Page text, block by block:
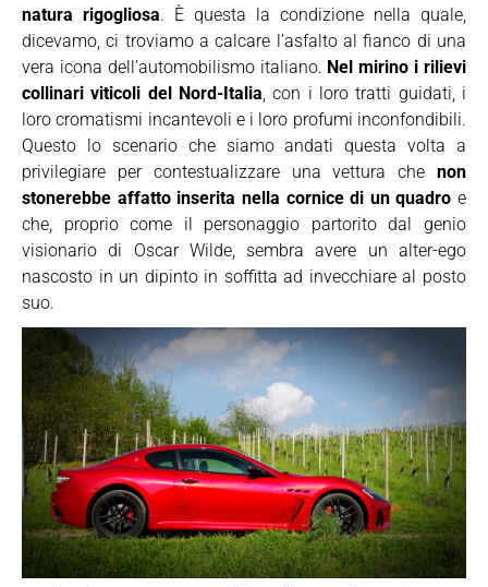
natura rigogliosa. È questa la condizione nella quale,
dicevamo, ci troviamo a calcare l’asfalto al fianco di una
vera icona dell’automobilismo italiano. Nel mirino i rilievi
collinari viticoli del Nord-Italia, con i loro tratti guidati, i
loro cromatismi incantevoli e i loro profumi inconfondibili.
Questo lo scenario che siamo andati questa volta a
privilegiare per contestualizzare una vettura che non
stonerebbe affatto inserita nella cornice di un quadro e
che, proprio come il personaggio partorito dal genio
visionario di Oscar Wilde, sembra avere un alter-ego
nascosto in un dipinto in soffitta ad invecchiare al posto
suo.